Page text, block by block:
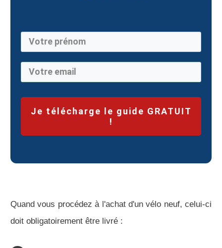
Je télécharge le guide GRATUIT
!
Quand vous procédez à l'achat d'un vélo neuf, celui-ci
doit obligatoirement être livré :